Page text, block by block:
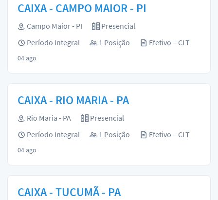
CAIXA - CAMPO MAIOR - PI
Campo Maior - PI
Presencial
Período Integral
1 Posição Efetivo – CLT
04 ago
CAIXA - RIO MARIA - PA
Rio Maria - PA
Presencial
Período Integral
1 Posição Efetivo – CLT
04 ago
CAIXA - TUCUMÃ - PA